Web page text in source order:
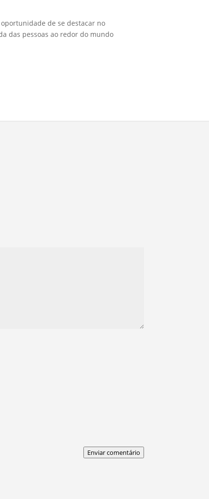
de se destacar no
das pessoas ao redor do mundo
Enviar comentário